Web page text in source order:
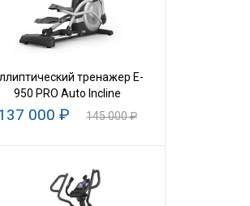
тренажер E-
950 PRO Auto Incline
000 ₽ 145 000 ₽